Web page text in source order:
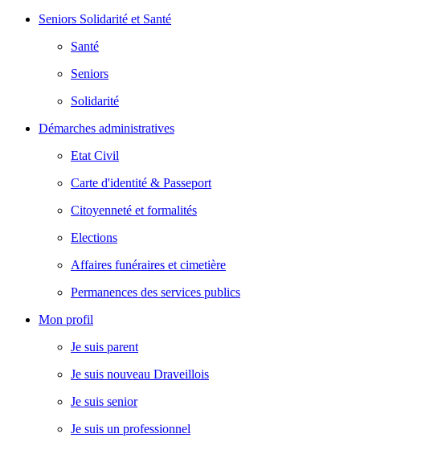
Seniors Solidarité et Santé
Santé
Seniors
Solidarité
Démarches administratives
Etat Civil
Carte d'identité & Passeport
Citoyenneté et formalités
Elections
Affaires funéraires et cimetière
Permanences des services publics
Mon profil
Je suis parent
Je suis nouveau Draveillois
Je suis senior
Je suis un professionnel